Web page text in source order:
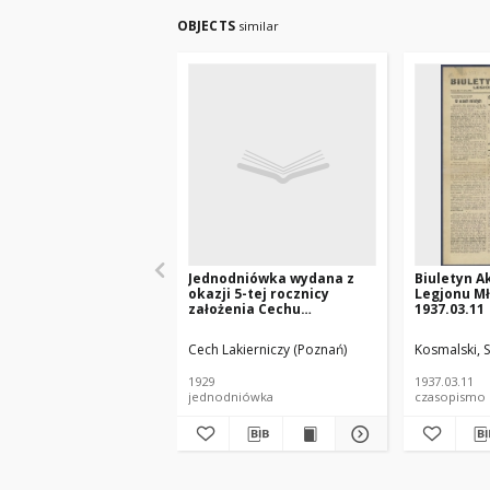
OBJECTS similar
Jednodniówka wydana z
okazji 5-tej rocznicy
założenia Cechu
: 1924-1929.
Cech Lakierniczy (Poznań)
1929
jednodniówka
Biuletyn
Legjonu
1937.03.11
Kosmalski,
1937.03.11
czasopismo